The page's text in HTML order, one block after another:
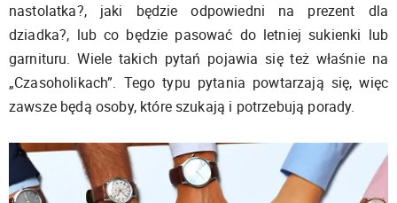
nastolatka?, jaki będzie odpowiedni na prezent dla
dziadka?, lub co będzie pasować do letniej sukienki lub
garnituru. Wiele takich pytań pojawia się też właśnie na
„Czasoholikach”. Tego typu pytania powtarzają się, więc
zawsze będą osoby, które szukają i potrzebują porady.